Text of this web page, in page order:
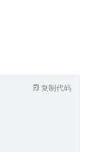
复制代码